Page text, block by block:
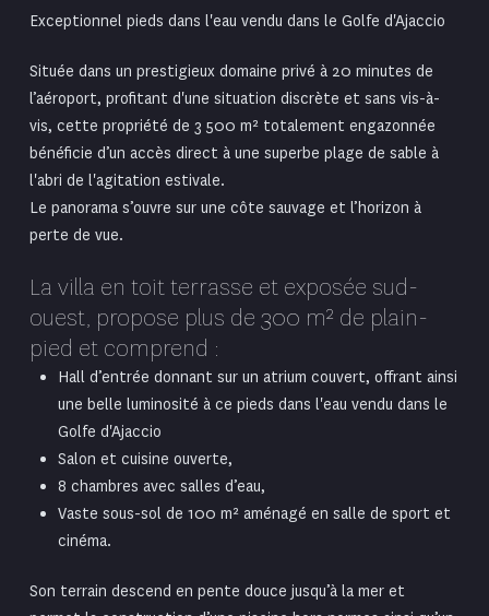
Exceptionnel pieds dans l'eau vendu dans le Golfe d'Ajaccio
Située dans un prestigieux domaine privé à 20 minutes de
l’aéroport, profitant d'une situation discrète et sans vis-à-
vis, cette propriété de 3 500 m² totalement engazonnée
bénéficie d’un accès direct à une superbe plage de sable à
l'abri de l'agitation estivale.
Le panorama s’ouvre sur une côte sauvage et l’horizon à
perte de vue.
La villa en toit terrasse et exposée sud-
ouest, propose plus de 300 m² de plain-
pied et comprend :
Hall d’entrée donnant sur un atrium couvert, offrant ainsi
une belle luminosité à ce pieds dans l'eau vendu dans le
Golfe d'Ajaccio
Salon et cuisine ouverte,
8 chambres avec salles d’eau,
Vaste sous-sol de 100 m² aménagé en salle de sport et
cinéma.
Son terrain descend en pente douce jusqu’à la mer et